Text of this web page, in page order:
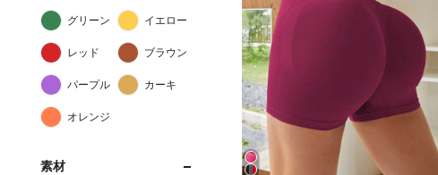
グリーン イエロー
レッド ブラウン
パープル カーキ
オレンジ
素材